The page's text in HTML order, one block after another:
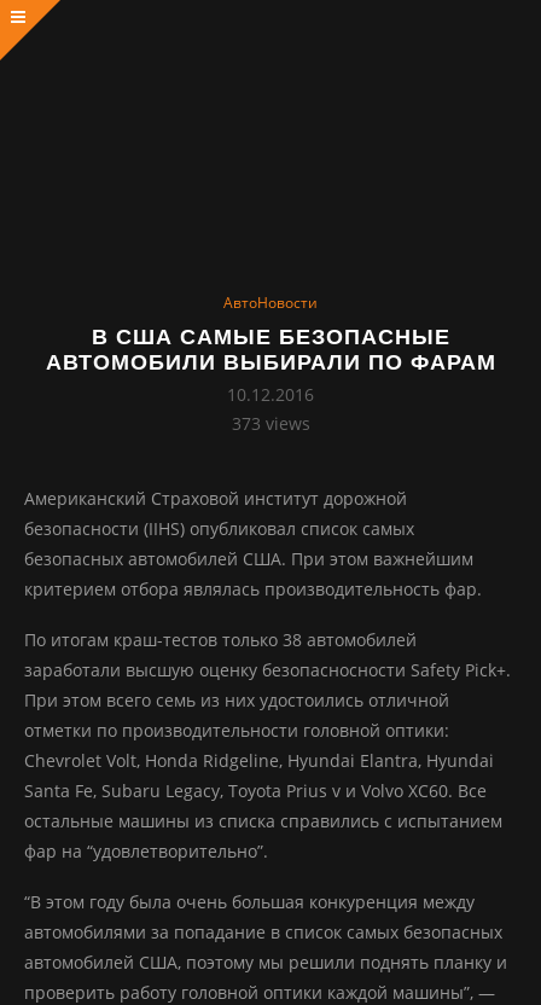
АвтоНовости
В США САМЫЕ БЕЗОПАСНЫЕ
АВТОМОБИЛИ ВЫБИРАЛИ ПО ФАРАМ
10.12.2016
373 views
Американский Страховой институт дорожной
безопасности (IIHS) опубликовал список самых
безопасных автомобилей США. При этом важнейшим
критерием отбора являлась производительность фар.
По итогам краш-тестов только 38 автомобилей
заработали высшую оценку безопасносности Safety Pick+.
При этом всего семь из них удостоились отличной
отметки по производительности головной оптики:
Chevrolet Volt, Honda Ridgeline, Hyundai Elantra, Hyundai
Santa Fe, Subaru Legacy, Toyota Prius v и Volvo XC60. Все
остальные машины из списка справились с испытанием
фар на “удовлетворительно”.
“В этом году была очень большая конкуренция между
автомобилями за попадание в список самых безопасных
автомобилей США, поэтому мы решили поднять планку и
проверить работу головной оптики каждой машины”, —